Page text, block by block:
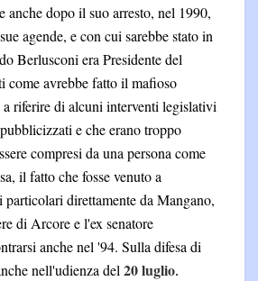
anche dopo il suo arresto, nel 1990,
agende, e con cui sarebbe stato in
Berlusconi era Presidente del
avrebbe fatto il mafioso
a riferire di alcuni interventi legislativi
e che erano troppo
compresi da una persona come
il fatto che fosse venuto a
particolari direttamente da Mangano,
di Arcore e l'ex senatore
anche nel '94. Sulla difesa di
nell'udienza del 20 luglio.